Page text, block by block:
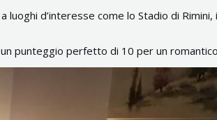
d’interesse come lo Stadio di Rimini,
punteggio perfetto di 10 per un